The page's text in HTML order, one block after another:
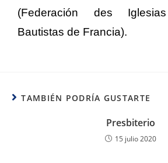
(Federación des
Bautistas de Francia).
TAMBIÉN PODRÍA GUSTARTE
Presbiterio
15 julio 2020